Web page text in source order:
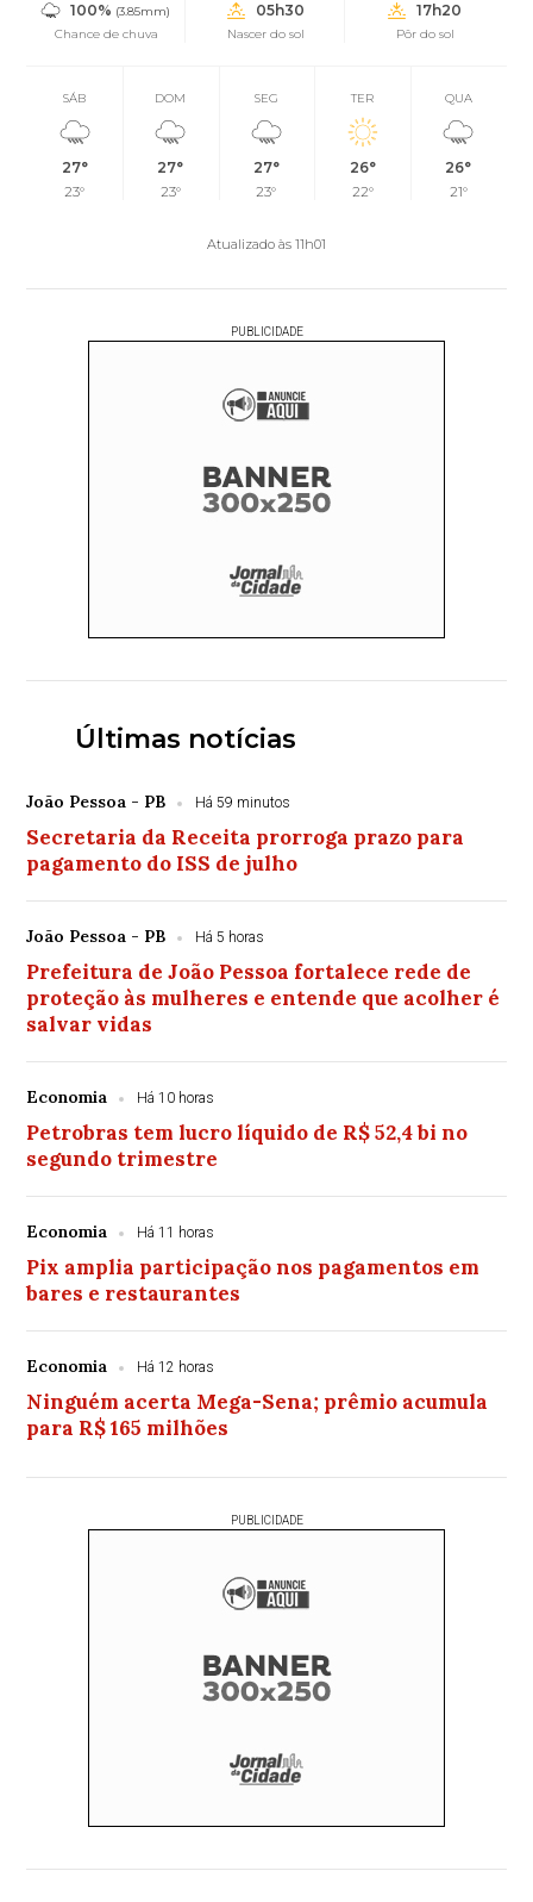
100% (3.85mm)
Chance de chuva
05h30
Nascer do sol
17h20
Pôr do sol
SÁB
27°
23°
DOM
27°
23°
SEG
27°
23°
TER
26°
22°
QUA
26°
21°
Atualizado às 11h01
PUBLICIDADE
Últimas notícias
João Pessoa - PB Há 59 minutos
Secretaria da Receita prorroga prazo para
pagamento do ISS de julho
João Pessoa - PB Há 5 horas
Prefeitura de João Pessoa fortalece rede de
proteção às mulheres e entende que acolher é
salvar vidas
Economia Há 10 horas
Petrobras tem lucro líquido de R$ 52,4 bi no
segundo trimestre
Economia Há 11 horas
Pix amplia participação nos pagamentos em
bares e restaurantes
Economia Há 12 horas
Ninguém acerta Mega-Sena; prêmio acumula
para R$ 165 milhões
PUBLICIDADE